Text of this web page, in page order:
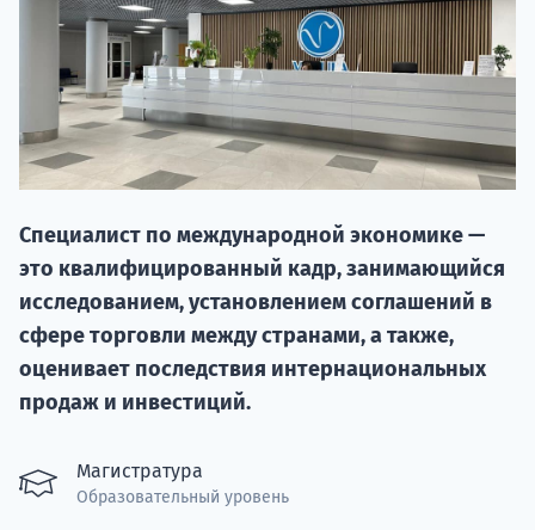
Специалист по международной экономике —
это квалифицированный кадр, занимающийся
исследованием, установлением соглашений в
сфере торговли между странами, а также,
оценивает последствия интернациональных
продаж и инвестиций.
Магистратура
Образовательный уровень
20.09
НАБОР